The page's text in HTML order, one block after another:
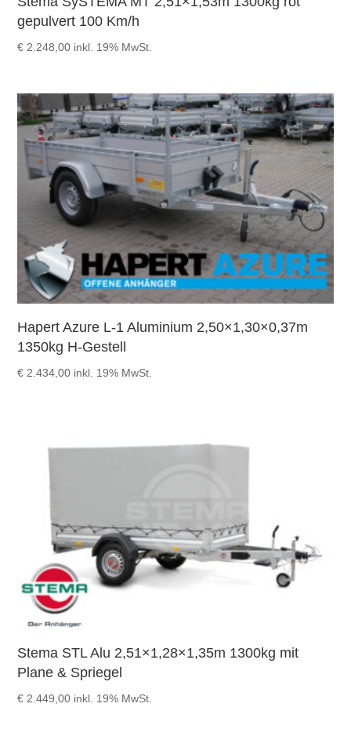
gepulvert 100 Km/h
€ 2.248,00 inkl. 19% MwSt.
Hapert Azure L-1 Aluminium 2,50×1,30×0,37m
1350kg H-Gestell
€ 2.434,00 inkl. 19% MwSt.
Stema STL Alu 2,51×1,28×1,35m 1300kg mit
Plane & Spriegel
€ 2.449,00 inkl. 19% MwSt.